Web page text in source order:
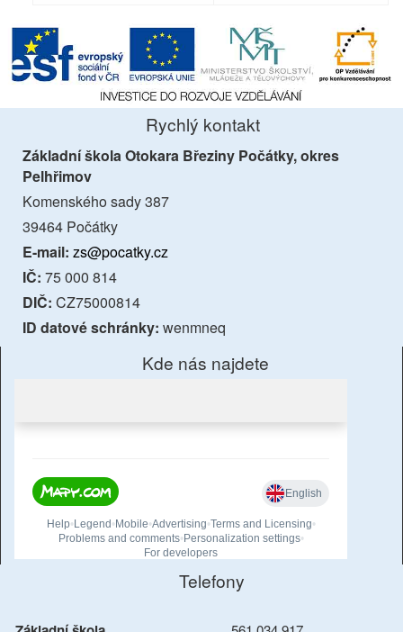
Rychlý kontakt
Základní škola Otokara Březiny Počátky, okres
Pelhřimov
Komenského sady 387
39464 Počátky
E-mail: zs@pocatky.cz
IČ: 75 000 814
DIČ: CZ75000814
ID datové schránky: wenmneq
Kde nás najdete
Telefony